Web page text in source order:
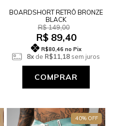
BOARDSHORT RETRÔ BRONZE
BLACK
R$ 149,00
R$ 89,40
R$80,46 no Pix
8xde R$11,18sem juros
COMPRAR
40% OFF